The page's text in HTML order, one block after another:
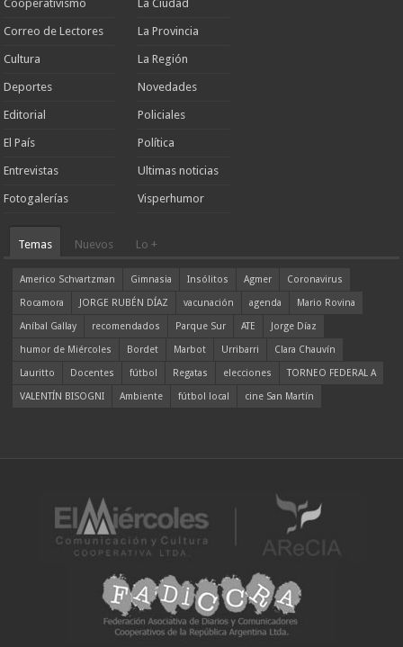
Cooperativismo
Correo de Lectores
Cultura
Deportes
Editorial
El País
Entrevistas
Fotogalerías
La Ciudad
La Provincia
La Región
Novedades
Policiales
Política
Ultimas noticias
Visperhumor
Temas Nuevos Lo +
Americo Schvartzman Gimnasia Insólitos Agmer
Coronavirus
Rocamora
JORGE RUBÉN DÍAZ vacunación agenda
Mario Rovina
Aníbal Gallay
recomendados Parque Sur ATE
Jorge Díaz
humor de Miércoles
Bordet Marbot Urribarri
Clara Chauvín
Lauritto
Docentes fútbol Regatas elecciones
TORNEO FEDERAL A
VALENTÍN BISOGNI
Ambiente fútbol local cine San Martín